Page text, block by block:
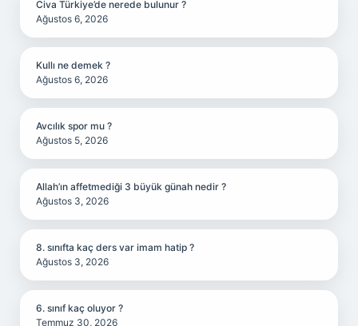
Civa Türkiye’de nerede bulunur ?
Ağustos 6, 2026
Kullı ne demek ?
Ağustos 6, 2026
Avcılık spor mu ?
Ağustos 5, 2026
Allah’ın affetmediği 3 büyük günah nedir ?
Ağustos 3, 2026
8. sınıfta kaç ders var imam hatip ?
Ağustos 3, 2026
6. sınıf kaç oluyor ?
Temmuz 30, 2026